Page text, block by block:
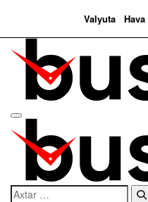
Valyuta Hava
Search…